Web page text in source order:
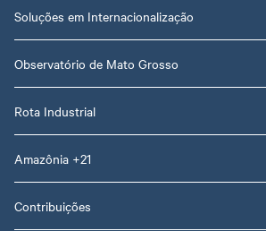
Soluções em Internacionalização
Observatório de Mato Grosso
Rota Industrial
Amazônia +21
Contribuições